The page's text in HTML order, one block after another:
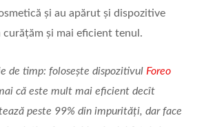
și au apărut și dispozitive
curățăm și mai eficient tenul.
de timp: folosește dispozitivul Foreo
că este mult mai eficient decît
peste 99% din impurități, dar face